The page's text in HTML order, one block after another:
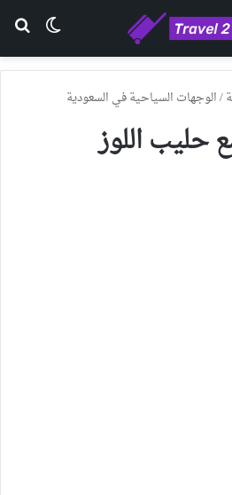
/الوجهات السياحية في السعودية
حليب اللوز